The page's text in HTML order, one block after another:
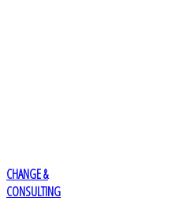
CHANGE &
CONSULTING